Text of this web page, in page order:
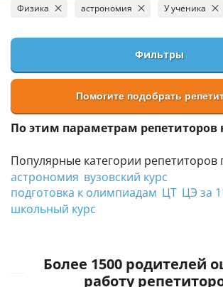
Популярные категории репетиторов
астрономия вузовский курс
подготовка к олимпиадам ЦТ ЦЭ за
школьный курс
Физика астрономия У ученика
Фильтры
Помогите подобрать
По этим параметрам репетиторов
Более 1500 родителей
работу